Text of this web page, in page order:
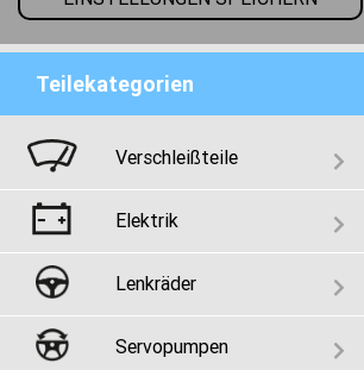
Teilekategorien
Verschleißteile
Elektrik
Lenkräder
Servopumpen